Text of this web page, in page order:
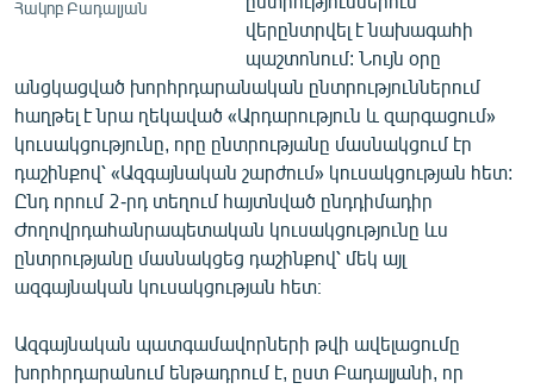
Հակոբ Բադալյան
վերընտրվել է նախագահի
պաշտոնում: Նույն օրը
անցկացված խորհրդարանական ընտրություններում
հաղթել է նրա ղեկաված «Արդարություն և զարգացում»
կուսակցությունը, որը ընտրությանը մասնակցում էր
դաշինքով՝ «Ազգայնական շարժում» կուսակցության հետ:
Ընդ որում 2-րդ տեղում հայտնված ընդդիմադիր
Ժողովրդահանրապետական կուսակցությունը ևս
ընտրությանը մասնակցեց դաշինքով՝ մեկ այլ
ազգայնական կուսակցության հետ։
Ազգայնական պատգամավորների թվի ավելացումը
խորհրդարանում ենթադրում է, ըստ Բադալյանի, որ